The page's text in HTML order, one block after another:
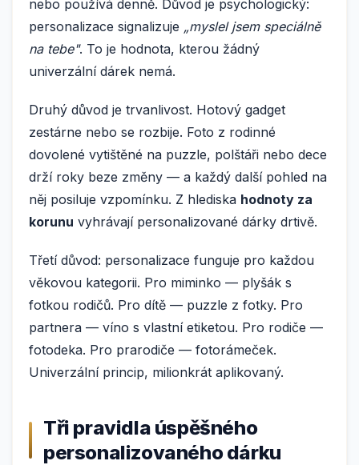
nebo používá denně. Důvod je psychologický:
personalizace signalizuje „myslel jsem speciálně
na tebe". To je hodnota, kterou žádný
univerzální dárek nemá.
Druhý důvod je trvanlivost. Hotový gadget
zestárne nebo se rozbije. Foto z rodinné
dovolené vytištěné na puzzle, polštáři nebo dece
drží roky beze změny — a každý další pohled na
něj posiluje vzpomínku. Z hlediska hodnoty za
korunu vyhrávají personalizované dárky drtivě.
Třetí důvod: personalizace funguje pro každou
věkovou kategorii. Pro miminko — plyšák s
fotkou rodičů. Pro dítě — puzzle z fotky. Pro
partnera — víno s vlastní etiketou. Pro rodiče —
fotodeka. Pro prarodiče — fotorámeček.
Univerzální princip, milionkrát aplikovaný.
Tři pravidla úspěšného
personalizovaného dárku